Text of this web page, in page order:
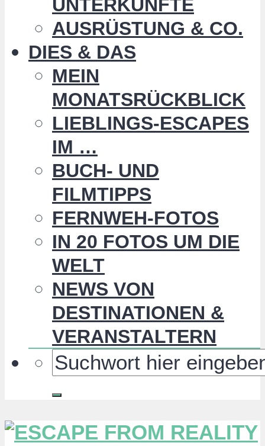
UNTERKÜNFTE
AUSRÜSTUNG & CO.
DIES & DAS
MEIN
MONATSRÜCKBLICK
LIEBLINGS-ESCAPES
IM …
BUCH- UND
FILMTIPPS
FERNWEH-FOTOS
IN 20 FOTOS UM DIE
WELT
NEWS VON
DESTINATIONEN &
VERANSTALTERN